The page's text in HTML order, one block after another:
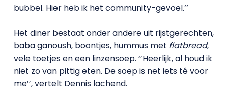
bubbel. Hier heb ik het community-gevoel.’’
Het diner bestaat onder andere uit rijstgerechten,
baba ganoush, boontjes, hummus met flatbread,
vele toetjes en een linzensoep. ‘’Heerlijk, al houd ik
niet zo van pittig eten. De soep is net iets té voor
me’’, vertelt Dennis lachend.